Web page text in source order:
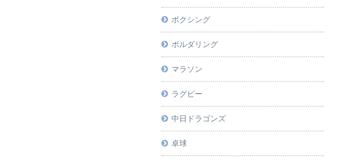
ボクシング
ボルダリング
マラソン
ラグビー
中日ドラゴンズ
卓球